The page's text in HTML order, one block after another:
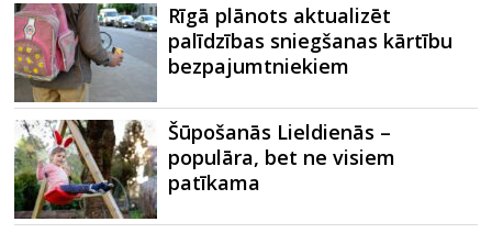
Rīgā plānots aktualizēt
palīdzības sniegšanas kārtību
bezpajumtniekiem
Šūpošanās Lieldienās –
populāra, bet ne visiem
patīkama